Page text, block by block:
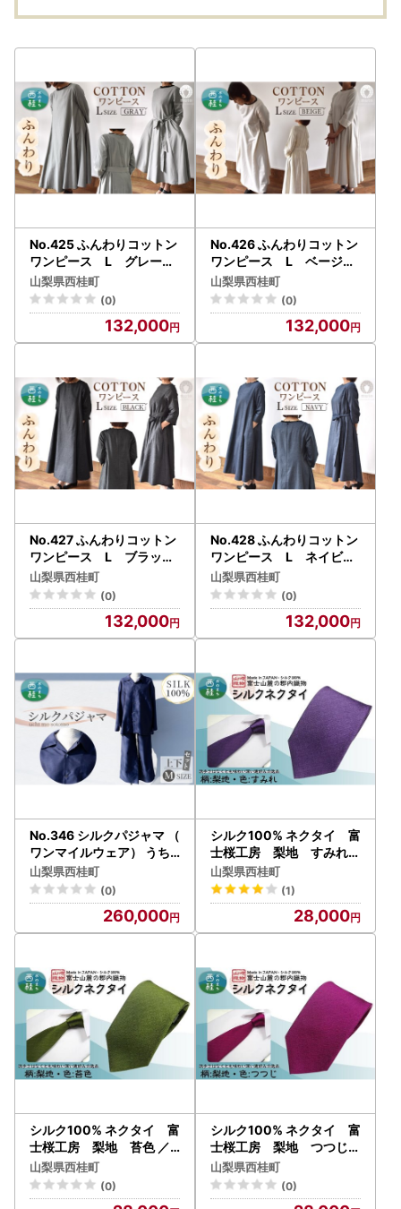
No.425 ふんわりコットン
ワンピース L グレー【
n0425_mut】
山梨県西桂町
(0)
132,000
No.426 ふんわりコットン
ワンピース L ベージュ
【n0426_mut】
山梨県西桂町
(0)
132,000
No.427 ふんわりコットン
ワンピース L ブラック
【n0427_mut】
山梨県西桂町
(0)
132,000
No.428 ふんわりコットン
ワンピース L ネイビー
【n0428_mut】
山梨県西桂町
(0)
132,000
No.346 シルクパジャマ （
ワンマイルウェア） うち
もそとも 上下セット Mサ
イズ【n0346_yam】
山梨県西桂町
(0)
260,000
シルク100% ネクタイ 富
士桜工房 梨地 すみれ色
／パープル 紫／ 郡内織ブ
ランド シルク ネクタイ プ
レゼント 贈り物 ビジネス
冠婚葬祭 国産 日本製【n0
335_yam_A】
山梨県西桂町
(1)
28,000
シルク100% ネクタイ 富
士桜工房 梨地 苔色 ／
グリーン カーキ 緑／ 郡内
織ブランド シルク ネクタ
イ プレゼント 贈り物 ビジ
山梨県西桂町
(0)
シルク100% ネクタイ 富
士桜工房 梨地 つつじ色
／マゼンタ 赤紫／ 郡内織
ブランド シルク ネクタイ
プレゼント 贈り物 ビジネ
山梨県西桂町
(0)